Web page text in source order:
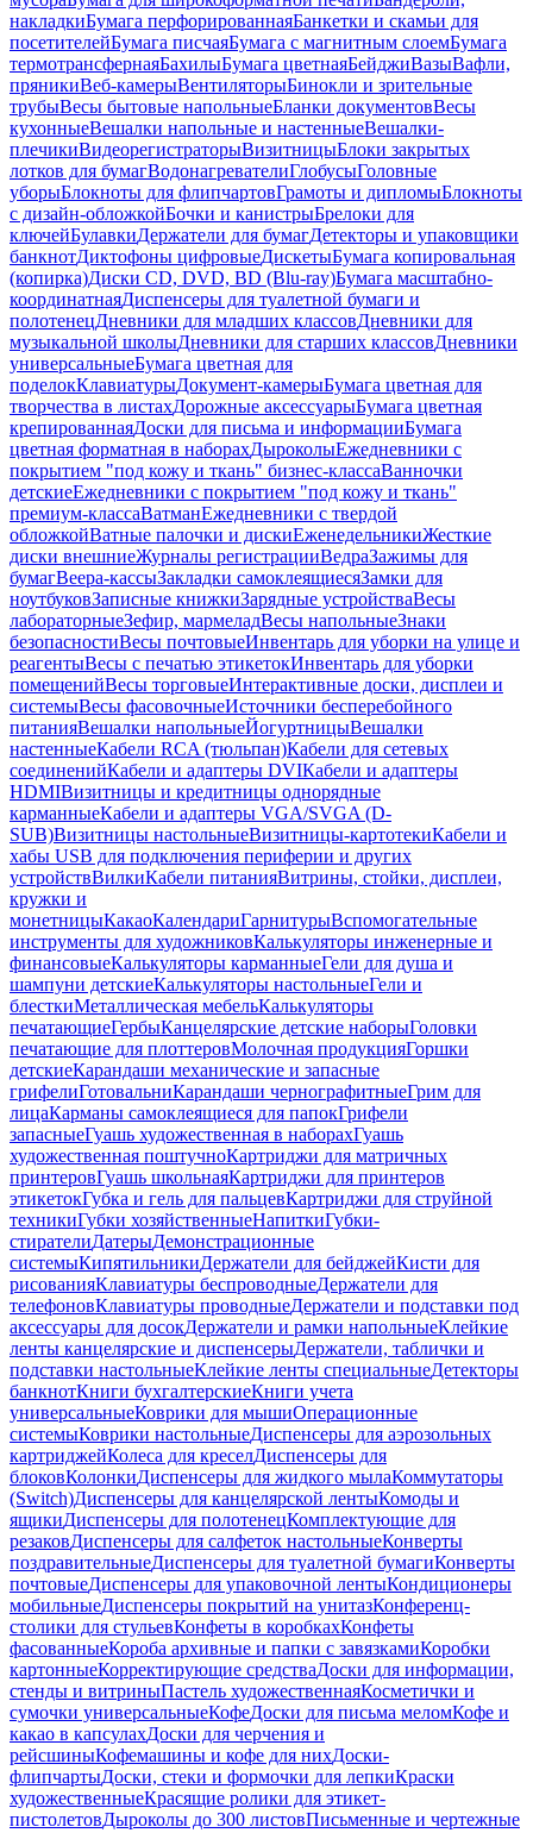
накладкиБумага перфорированнаяБанкетки и скамьи для
посетителейБумага писчаяБумага с магнитным слоемБумага
термотрансфернаяБахилыБумага цветнаяБейджиВазыВафли,
пряникиВеб-камерыВентиляторыБинокли и зрительные
трубыВесы бытовые напольныеБланки документовВесы
кухонныеВешалки напольные и настенныеВешалки-
плечикиВидеорегистраторыВизитницыБлоки закрытых
лотков для бумагВодонагревателиГлобусыГоловные
уборыБлокноты для флипчартовГрамоты и дипломыБлокноты
с дизайн-обложкойБочки и канистрыБрелоки для
ключейБулавкиДержатели для бумагДетекторы и упаковщики
банкнотДиктофоны цифровыеДискетыБумага копировальная
(копирка)Диски CD, DVD, BD (Blu-ray)Бумага масштабно-
координатнаяДиспенсеры для туалетной бумаги и
полотенецДневники для младших классовДневники для
музыкальной школыДневники для старших классовДневники
универсальныеБумага цветная для
поделокКлавиатурыДокумент-камерыБумага цветная для
творчества в листахДорожные аксессуарыБумага цветная
крепированнаяДоски для письма и информацииБумага
цветная форматная в наборахДыроколыЕжедневники с
покрытием "под кожу и ткань" бизнес-классаВанночки
детскиеЕжедневники с покрытием "под кожу и ткань"
премиум-классаВатманЕжедневники с твердой
обложкойВатные палочки и дискиЕженедельникиЖесткие
диски внешниеЖурналы регистрацииВедраЗажимы для
бумагВеера-кассыЗакладки самоклеящиесяЗамки для
ноутбуковЗаписные книжкиЗарядные устройстваВесы
лабораторныеЗефир, мармеладВесы напольныеЗнаки
безопасностиВесы почтовыеИнвентарь для уборки на улице и
реагентыВесы с печатью этикетокИнвентарь для уборки
помещенийВесы торговыеИнтерактивные доски, дисплеи и
системыВесы фасовочныеИсточники бесперебойного
питанияВешалки напольныеЙогуртницыВешалки
настенныеКабели RCA (тюльпан)Кабели для сетевых
соединенийКабели и адаптеры DVIКабели и адаптеры
HDMIВизитницы и кредитницы однорядные
карманныеКабели и адаптеры VGA/SVGA (D-
SUB)Визитницы настольныеВизитницы-картотекиКабели и
хабы USB для подключения периферии и других
устройствВилкиКабели питанияВитрины, стойки, дисплеи,
кружки и
монетницыКакаоКалендариГарнитурыВспомогательные
инструменты для художниковКалькуляторы инженерные и
финансовыеКалькуляторы карманныеГели для душа и
шампуни детскиеКалькуляторы настольныеГели и
блесткиМеталлическая мебельКалькуляторы
печатающиеГербыКанцелярские детские наборыГоловки
печатающие для плоттеровМолочная продукцияГоршки
детскиеКарандаши механические и запасные
грифелиГотовальниКарандаши чернографитныеГрим для
лицаКарманы самоклеящиеся для папокГрифели
запасныеГуашь художественная в наборахГуашь
художественная поштучноКартриджи для матричных
принтеровГуашь школьнаяКартриджи для принтеров
этикетокГубка и гель для пальцевКартриджи для струйной
техникиГубки хозяйственныеНапиткиГубки-
стирателиДатерыДемонстрационные
системыКипятильникиДержатели для бейджейКисти для
рисованияКлавиатуры беспроводныеДержатели для
телефоновКлавиатуры проводныеДержатели и подставки под
аксессуары для досокДержатели и рамки напольныеКлейкие
ленты канцелярские и диспенсерыДержатели, таблички и
подставки настольныеКлейкие ленты специальныеДетекторы
банкнотКниги бухгалтерскиеКниги учета
универсальныеКоврики для мышиОперационные
системыКоврики настольныеДиспенсеры для аэрозольных
картриджейКолеса для креселДиспенсеры для
блоковКолонкиДиспенсеры для жидкого мылаКоммутаторы
(Switch)Диспенсеры для канцелярской лентыКомоды и
ящикиДиспенсеры для полотенецКомплектующие для
резаковДиспенсеры для салфеток настольныеКонверты
поздравительныеДиспенсеры для туалетной бумагиКонверты
почтовыеДиспенсеры для упаковочной лентыКондиционеры
мобильныеДиспенсеры покрытий на унитазКонференц-
столики для стульевКонфеты в коробкахКонфеты
фасованныеКороба архивные и папки с завязкамиКоробки
картонныеКорректирующие средстваДоски для информации,
стенды и витриныПастель художественнаяКосметички и
сумочки универсальныеКофеДоски для письма меломКофе и
какао в капсулахДоски для черчения и
рейсшиныКофемашины и кофе для нихДоски-
флипчартыДоски, стеки и формочки для лепкиКраски
художественныеКрасящие ролики для этикет-
пистолетовДыроколы до 300 листовПисьменные и чертежные